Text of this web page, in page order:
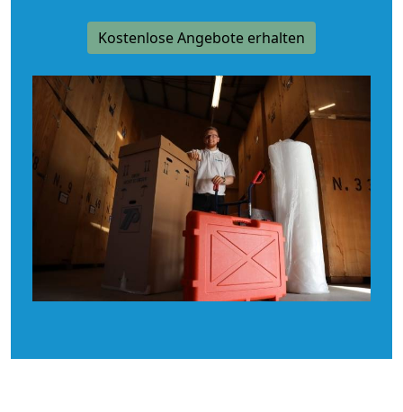
Kostenlose Angebote erhalten